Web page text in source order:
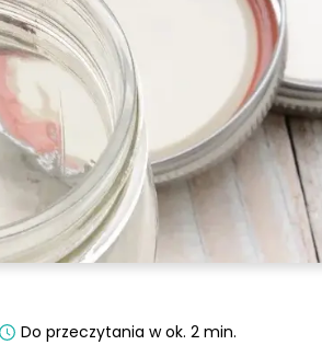
Do przeczytania w ok. 2 min.